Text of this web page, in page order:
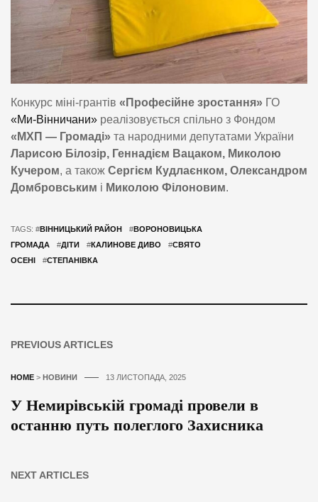
Конкурс міні-грантів «Професійне зростання» ГО
«Ми-Вінничани» реалізовується спільно з Фондом
«МХП — Громаді» та народними депутатами України
Ларисою Білозір, Геннадієм Вацаком, Миколою
Кучером, а також Сергієм Кудлаєнком, Олександром
Домбровським і Миколою Філоновим.
TAGS: #ВІННИЦЬКИЙ РАЙОН #ВОРОНОВИЦЬКА
ГРОМАДА
#ДІТИ #КАЛИНОВЕ ДИВО #СВЯТО
ОСЕНІ
#СТЕПАНІВКА
PREVIOUS ARTICLES
HOME > НОВИНИ 13 ЛИСТОПАДА, 2025
У Немирівській громаді провели в
останню путь полеглого Захисника
NEXT ARTICLES